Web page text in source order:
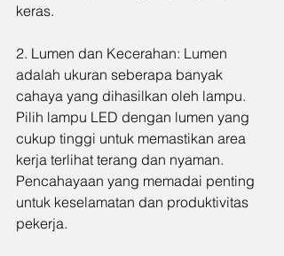
keras.
2. Lumen dan Kecerahan: Lumen
adalah ukuran seberapa banyak
cahaya yang dihasilkan oleh lampu.
Pilih lampu LED dengan lumen yang
cukup tinggi untuk memastikan area
kerja terlihat terang dan nyaman.
Pencahayaan yang memadai penting
untuk keselamatan dan produktivitas
pekerja.